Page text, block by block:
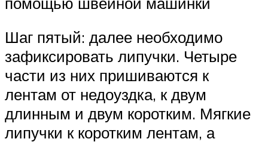
Шаг пятый: далее необходимо
зафиксировать липучки. Четыре
части из них пришиваются к
лентам от недоуздка, к двум
длинным и двум коротким. Мягкие
липучки к коротким лентам, а